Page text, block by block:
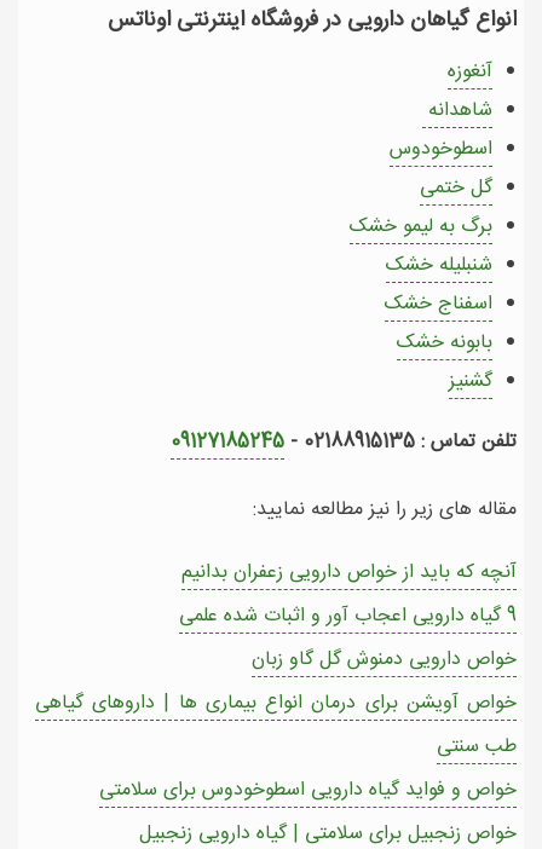
انواع گیاهان دارویی در فروشگاه اینترنتی اوناتس
آنغوزه
شاهدانه
اسطوخودوس
گل ختمی
برگ به لیمو خشک
شنبلیله خشک
اسفناج خشک
بابونه خشک
گشنیز
تلفن تماس : 02188915135 -
09127185245
مقاله های زیر را نیز مطالعه نمایید:
آنچه که باید از خواص دارویی زعفران بدانیم
9 گیاه دارویی اعجاب آور و اثبات شده علمی
خواص دارویی دمنوش گل گاو زبان
خواص آویشن برای درمان انواع بیماری ها | داروهای گیاهی
طب سنتی
خواص و فواید گیاه دارویی اسطوخودوس برای سلامتی
خواص زنجبیل برای سلامتی | گیاه دارویی زنجبیل